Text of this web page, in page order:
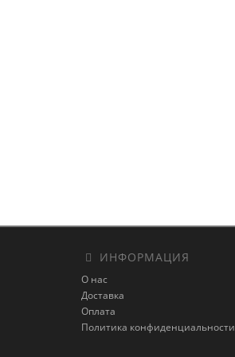
ИНФОРМАЦИЯ
О нас
Доставка
Оплата
Политика конфиденциальности